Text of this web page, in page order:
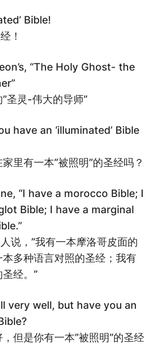
Bible!
！
“The Holy Ghost- the
圣灵-伟大的导师”
have an ‘illuminated’ Bible
里有一本”被照明”的圣经吗？
“I have a morocco Bible; I
Bible; I have a marginal
说，”我有一本摩洛哥皮面的
多种语言对照的圣经；我有
经。”
very well, but have you an
但是你有一本”被照明”的圣经